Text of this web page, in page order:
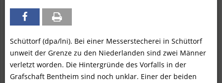
Schüttorf (dpa/lni). Bei einer Messerstecherei in Schüttorf
unweit der Grenze zu den Niederlanden sind zwei Männer
verletzt worden. Die Hintergründe des Vorfalls in der
Grafschaft Bentheim sind noch unklar. Einer der beiden